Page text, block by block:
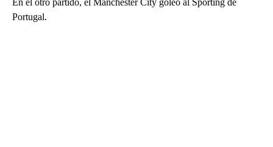
En el otro partido, el Manchester City goleó al Sporting de
Portugal.